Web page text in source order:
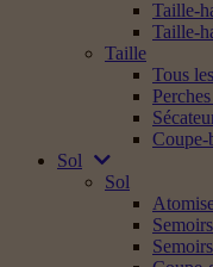
Taille-
Taille-
Taille
Tous
Coupe-
Sol
Sol